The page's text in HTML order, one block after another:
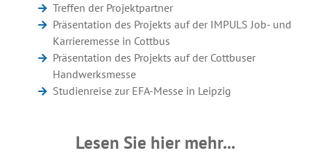
Treffen der Projektpartner
Präsentation des Projekts auf der IMPULS Job- und
Karrieremesse in Cottbus
Präsentation des Projekts auf der Cottbuser
Handwerksmesse
Studienreise zur EFA-Messe in Leipzig
Lesen Sie hier mehr...